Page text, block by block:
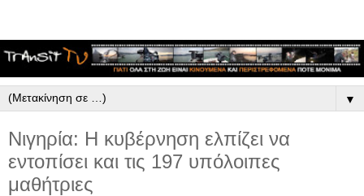
▼
Νιγηρία: Η κυβέρνηση ελπίζει να
εντοπίσει και τις 197 υπόλοιπες
μαθήτριες